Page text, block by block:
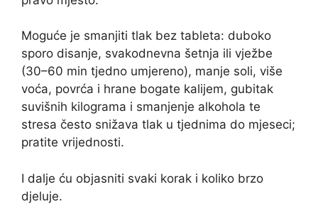
Moguće je smanjiti tlak bez tableta: duboko
sporo disanje, svakodnevna šetnja ili vježbe
(30–60 min tjedno umjereno), manje soli, više
voća, povrća i hrane bogate kalijem, gubitak
suvišnih kilograma i smanjenje alkohola te
stresa često snižava tlak u tjednima do mjeseci;
pratite vrijednosti.
I dalje ću objasniti svaki korak i koliko brzo
djeluje.